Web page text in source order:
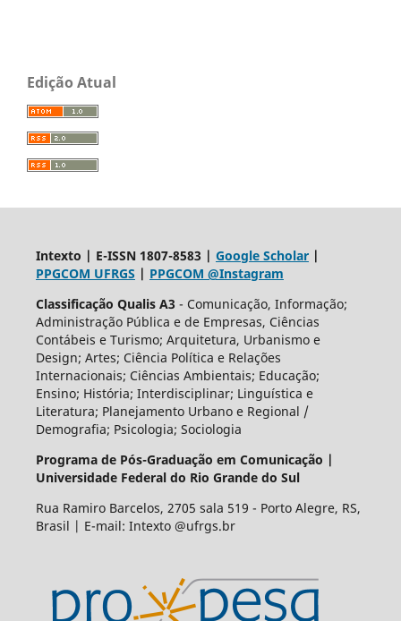
Edição Atual
Intexto | E-ISSN 1807-8583 | Google Scholar|
PPGCOM UFRGS | PPGCOM @Instagram
Classificação Qualis A3 - Comunicação, Informação;
Administração Pública e de Empresas, Ciências
Contábeis e Turismo; Arquitetura, Urbanismo e
Design; Artes; Ciência Política e Relações
Internacionais; Ciências Ambientais; Educação;
Ensino; História; Interdisciplinar; Linguística e
Literatura; Planejamento Urbano e Regional /
Demografia; Psicologia; Sociologia
Programa de Pós-Graduação em Comunicação |
Universidade Federal do Rio Grande do Sul
Rua Ramiro Barcelos, 2705 sala 519 - Porto Alegre, RS,
Brasil | E-mail: Intexto @ufrgs.br